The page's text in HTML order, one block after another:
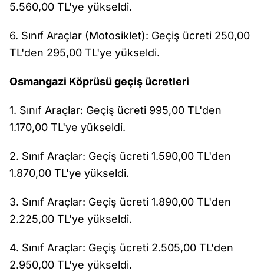
5.560,00 TL'ye yükseldi.
6. Sınıf Araçlar (Motosiklet): Geçiş ücreti 250,00
TL'den 295,00 TL'ye yükseldi.
Osmangazi Köprüsü geçiş ücretleri
1. Sınıf Araçlar: Geçiş ücreti 995,00 TL'den
1.170,00 TL'ye yükseldi.
2. Sınıf Araçlar: Geçiş ücreti 1.590,00 TL'den
1.870,00 TL'ye yükseldi.
3. Sınıf Araçlar: Geçiş ücreti 1.890,00 TL'den
2.225,00 TL'ye yükseldi.
4. Sınıf Araçlar: Geçiş ücreti 2.505,00 TL'den
2.950,00 TL'ye yükseldi.